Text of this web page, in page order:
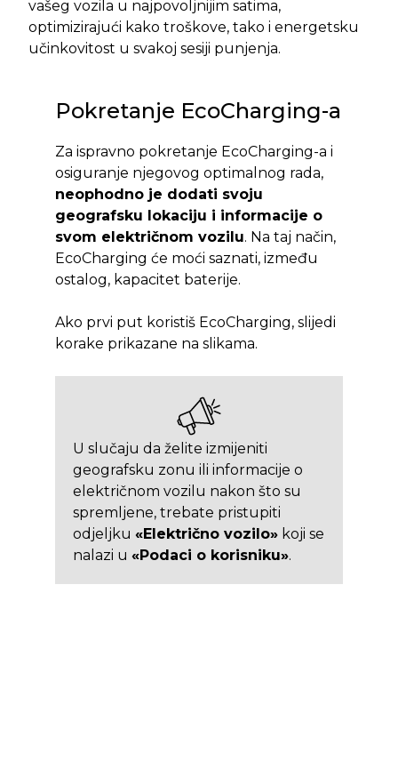
vašeg vozila u najpovoljnijim satima,
optimizirajući kako troškove, tako i energetsku
učinkovitost u svakoj sesiji punjenja.
Pokretanje EcoCharging-a
Za ispravno pokretanje EcoCharging-a i
osiguranje njegovog optimalnog rada,
neophodno je dodati svoju
geografsku lokaciju i informacije o
svom električnom vozilu. Na taj način,
EcoCharging će moći saznati, između
ostalog, kapacitet baterije.
Ako prvi put koristiš EcoCharging, slijedi
korake prikazane na slikama.
U slučaju da želite izmijeniti
geografsku zonu ili informacije o
električnom vozilu nakon što su
spremljene, trebate pristupiti
odjeljku «Električno vozilo» koji se
nalazi u «Podaci o korisniku».